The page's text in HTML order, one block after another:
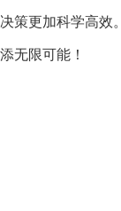
策更加科学高效。
无限可能！